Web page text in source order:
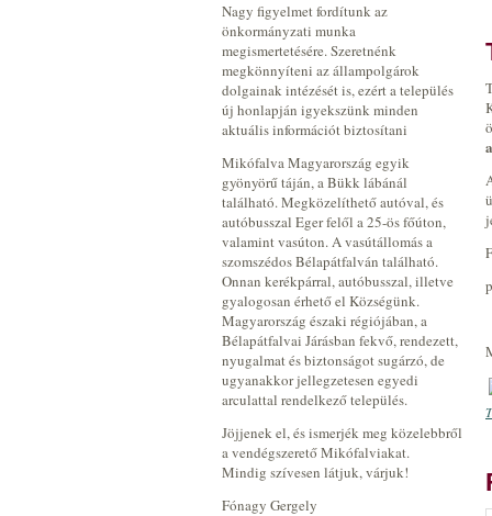
Nagy figyelmet fordítunk az
önkormányzati munka
megismertetésére. Szeretnénk
megkönnyíteni az állampolgárok
dolgainak intézését is, ezért a település
új honlapján igyekszünk minden
aktuális információt biztosítani
Mikófalva Magyarország egyik
gyönyörű táján, a Bükk lábánál
található. Megközelíthető autóval, és
autóbusszal Eger felől a 25-ös főúton,
valamint vasúton. A vasútállomás a
szomszédos Bélapátfalván található.
Onnan kerékpárral, autóbusszal, illetve
gyalogosan érhető el Községünk.
Magyarország északi régiójában, a
Bélapátfalvai Járásban fekvő, rendezett,
nyugalmat és biztonságot sugárzó, de
ugyanakkor jellegzetesen egyedi
arculattal rendelkező település.
Jöjjenek el, és ismerjék meg közelebbről
a vendégszerető Mikófalviakat.
Mindig szívesen látjuk, várjuk!
Fónagy Gergely